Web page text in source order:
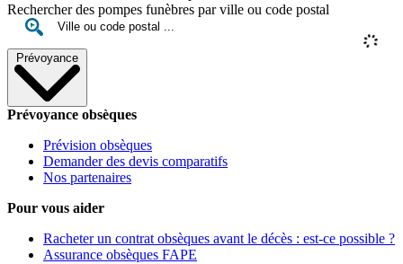
Rechercher des pompes funèbres par ville ou code postal
Prévoyance
Prévoyance obsèques
Prévision obsèques
Demander des devis comparatifs
Nos partenaires
Pour vous aider
Racheter un contrat obsèques avant le décès : est-ce possible ?
Assurance obsèques FAPE